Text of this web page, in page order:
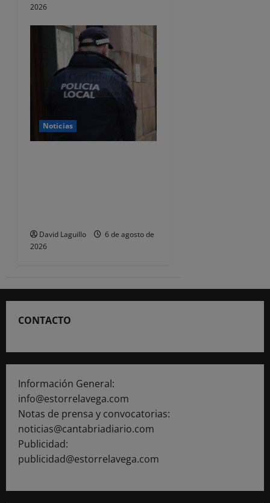
2026
Noticias
David Laguillo
6 de agosto de
2026
CONTACTO
Información General:
info@estorrelavega.com
Notas de prensa y convocatorias:
noticias@cantabriadiario.com
Publicidad:
publicidad@estorrelavega.com